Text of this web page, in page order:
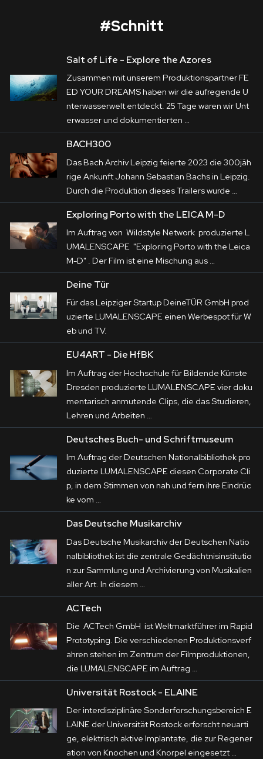
Corporate
Postproduction
Production / Services
About
DEU ENG Suche
ACTech
ACTech GmbH ist Weltmarktführer im
Rapid Prototyping. Die verschiedenen
Produktionsverfahren stehen im Zentrum der
Filmproduktionen, die LUMALENSCAPE im
Auftrag von Haus E umgesetzt hat. Darüber
hinaus galt es, in Azubi-Teasern die
unterschiedlichen Ausbildungsberufe markant
zu präsentieren.
#Schnitt
Salt of Life - Explore the Azores
Zusammen mit unserem Produktionspartner FE
ED YOUR DREAMS haben wir die aufregende U
nterwasserwelt entdeckt. 25 Tage waren wir Unt
erwasser und dokumentierten …
BACH300
Das Bach Archiv Leipzig feierte 2023 die 300jäh
rige Ankunft Johann Sebastian Bachs in Leipzig.
Durch die Produktion dieses Trailers wurde …
Exploring Porto with the LEICA M-D
Im Auftrag von Wildstyle Network produzierte L
UMALENSCAPE "Exploring Porto with the Leica
M-D" . Der Film ist eine Mischung aus …
Deine Tür
Für das Leipziger Startup DeineTÜR GmbH prod
uzierte LUMALENSCAPE einen Werbespot für W
eb und TV.
EU4ART - Die HfBK
Im Auftrag der Hochschule für Bildende Künste
Dresden produzierte LUMALENSCAPE vier doku
mentarisch anmutende Clips, die das Studieren,
Lehren und Arbeiten …
Deutsches Buch- und Schriftmuseum
Im Auftrag der Deutschen Nationalbibliothek pro
duzierte LUMALENSCAPE diesen Corporate Cli
p, in dem Stimmen von nah und fern ihre Eindrüc
ke vom …
Das Deutsche Musikarchiv
Das Deutsche Musikarchiv der Deutschen Natio
nalbibliothek ist die zentrale Gedächtnisinstitutio
n zur Sammlung und Archivierung von Musikalien
aller Art. In diesem …
ACTech
Die ACTech GmbH ist Weltmarktführer im Rapid
Prototyping. Die verschiedenen Produktionsverf
ahren stehen im Zentrum der Filmproduktionen,
die LUMALENSCAPE im Auftrag …
Universität Rostock - ELAINE
Der interdisziplinäre Sonderforschungsbereich E
LAINE der Universität Rostock erforscht neuarti
ge, elektrisch aktive Implantate, die zur Regener
ation von Knochen und Knorpel eingesetzt …